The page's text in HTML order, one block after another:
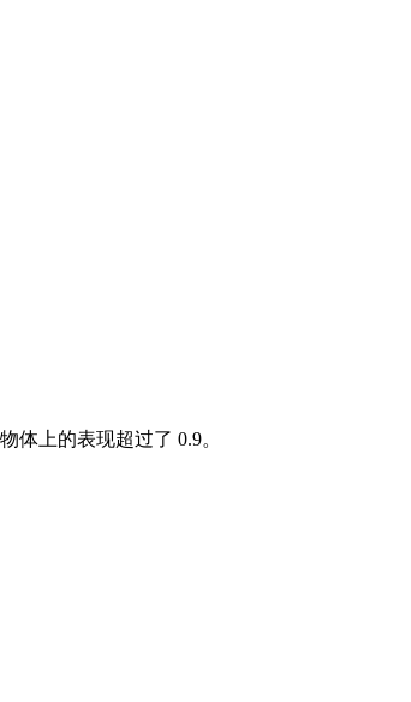
上的表现超过了 0.9。